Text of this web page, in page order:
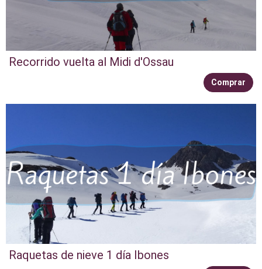
Recorrido vuelta al Midi d'Ossau
Comprar
Raquetas de nieve 1 día Ibones